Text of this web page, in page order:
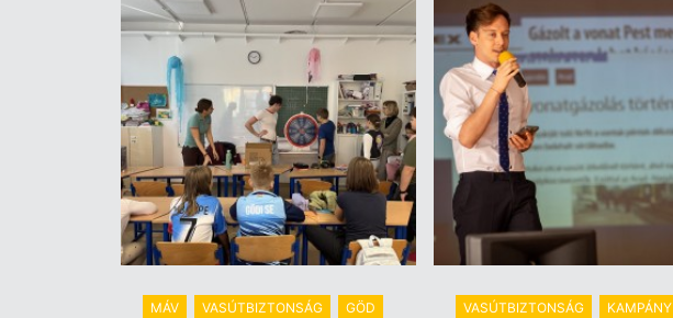
MÁV VASÚTBIZTONSÁG GÖD VASÚTBIZTONSÁG KAMPÁNY